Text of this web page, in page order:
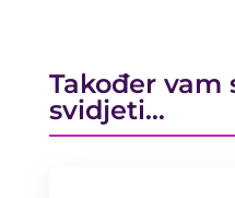
Također vam
svidjeti…